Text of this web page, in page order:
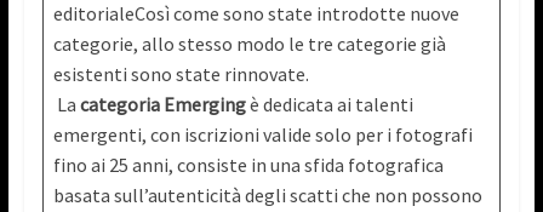
editorialeCosì come sono state introdotte nuove
categorie, allo stesso modo le tre categorie già
esistenti sono state rinnovate.
La categoria Emergingè dedicata ai talenti
emergenti, con iscrizioni valide solo per i fotografi
fino ai 25 anni, consiste in una sfida fotografica
basata sull’autenticità degli scatti che non possono